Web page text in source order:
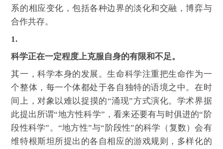
系的相应变化，包括各种边界的淡化和交融，博弈与
合作共存。
1.
科学正在一定程度上克服自身的有限和不足。
其一，科学本身的发展。生命科学注重把生命作为一
个整体，每一个体都处于各自独特的语境之中。在时
间上，对象以难以捉摸的“涌现”方式演化。学术界据
此提出所谓“地方性科学”，看来还要有与时俱进的“阶
段性科学”。“地方性”与“阶段性”的科学（复数）会有
维特根斯坦所提出的各自相应的游戏规则，多样化的